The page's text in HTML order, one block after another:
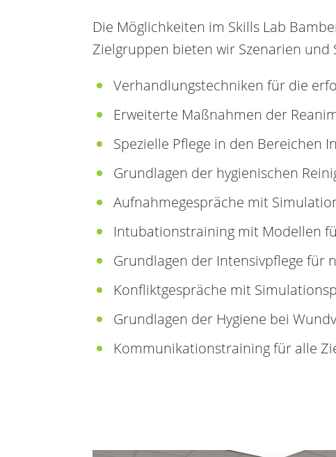
Die Möglichkeiten im Skills Lab
Zielgruppen bieten wir Szenarien und
Verhandlungstechniken für die
Erweiterte Maßnahmen der
Spezielle Pflege in den Bereichen
Grundlagen der hygienischen
Aufnahmegespräche mit
Intubationstraining mit Modellen
Grundlagen der Intensivpflege für
Konfliktgespräche mit
Grundlagen der Hygiene bei
Kommunikationstraining für alle